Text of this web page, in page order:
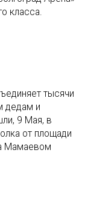
класса.
тысячи
дедам и
9 Мая, в
от площади
Мамаевом